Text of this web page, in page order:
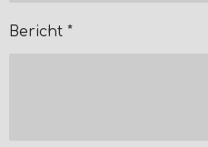
Bericht *